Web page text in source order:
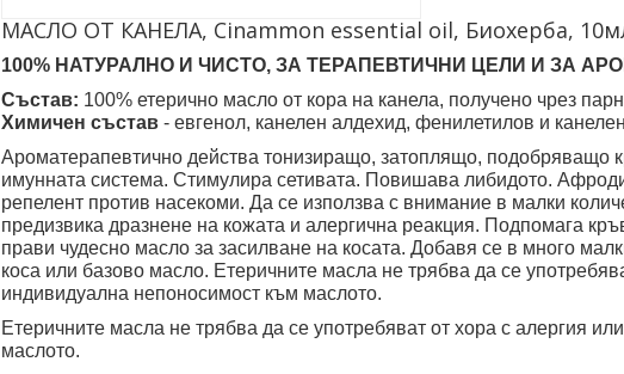
МАСЛО ОТ КАНЕЛА, Cinammon essential oil, Биохерба,
100% НАТУРАЛНО И ЧИСТО, ЗА ТЕРАПЕВТИЧНИ ЦЕЛИ И ЗА
Състав: 100% етерично масло от кора на канела, получено чрез
Химичен състав - евгенол, канелен алдехид, фенилетилов и
Ароматерапевтично действа тонизиращо, затоплящо, подобряващо
имунната система. Стимулира сетивата. Повишава либидото.
репелент против насекоми. Да се използва с внимание в малки
предизвика дразнене на кожата и алергична реакция. Подпомага
прави чудесно масло за засилване на косата. Добавя се в много
коса или базово масло. Етеричните масла не трябва да се
индивидуална непоносимост към маслото.
Етеричните масла не трябва да се употребяват от хора с алергия
маслото.